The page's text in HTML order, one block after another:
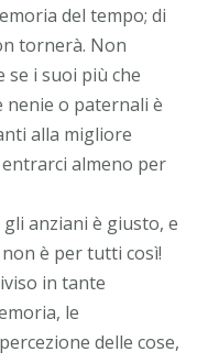
del tempo; di
tornerà. Non
se i suoi più che
nenie o paternali è
alla migliore
almeno per
anziani è giusto, e
è per tutti così!
in tante
le
delle cose,